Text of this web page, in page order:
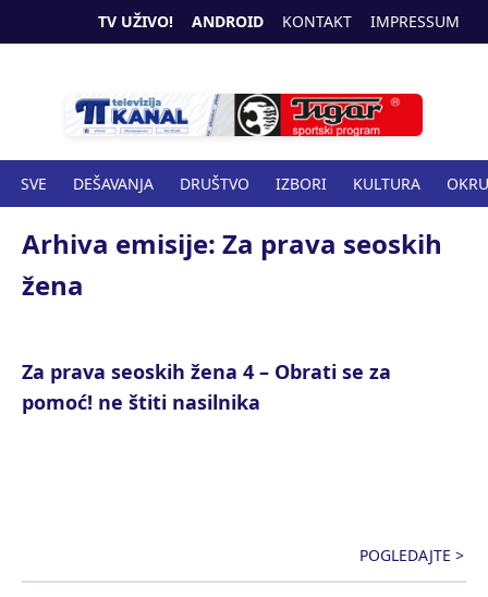
TV UŽIVO! ANDROID KONTAKT IMPRESSUM
SVE DEŠAVANJA DRUŠTVO IZBORI KULTURA
SPORT ZANIMLJIVOSTI ZDRAVSTVO
Arhiva emisije: Za prava seoskih
žena
Za prava seoskih žena 4 – Obrati se za
pomoć! ne štiti nasilnika
POGLEDAJTE >